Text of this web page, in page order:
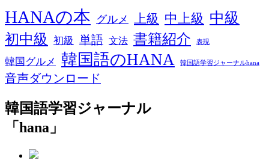
HANAの本 グルメ 上級 中上級 中級
初中級
初級 単語 文法 書籍紹介 表現
韓国グルメ 韓国語のHANA 韓国語学習ジャーナルhana
音声ダウンロード
韓国語学習ジャーナル
「hana」